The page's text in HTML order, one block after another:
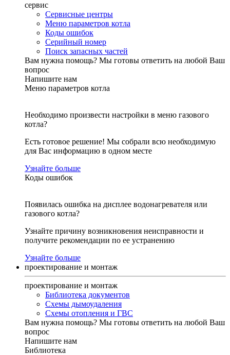
сервис
Сервисные центры
Меню параметров котла
Коды ошибок
Серийный номер
Поиск запасных частей
Вам нужна помощь? Мы готовы ответить на любой Ваш
вопрос
Напишите нам
Меню параметров котла
Необходимо произвести настройки в меню газового
котла?
Есть готовое решение! Мы собрали всю необходимую
для Вас информацию в одном месте
Узнайте больше
Коды ошибок
Появилась ошибка на дисплее водонагревателя или
газового котла?
Узнайте причину возникновения неисправности и
получите рекомендации по ее устранению
Узнайте больше
проектирование и монтаж
проектирование и монтаж
Библиотека документов
Схемы дымоудаления
Схемы отопления и ГВС
Вам нужна помощь? Мы готовы ответить на любой Ваш
вопрос
Напишите нам
Библиотека